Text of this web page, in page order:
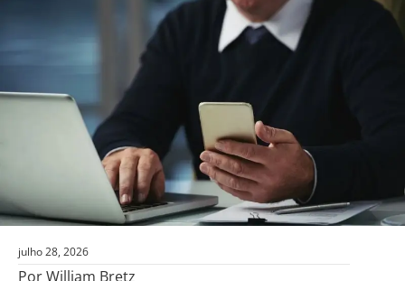
julho 28, 2026
Por William Bretz